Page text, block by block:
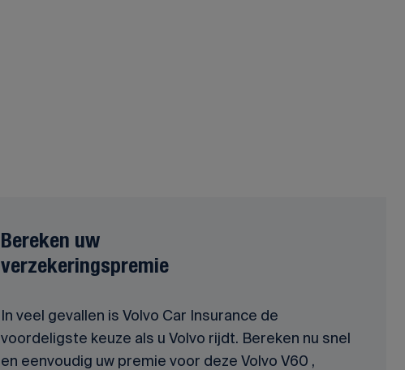
Bereken uw
verzekeringspremie
In veel gevallen is Volvo Car Insurance de
voordeligste keuze als u Volvo rijdt. Bereken nu snel
en eenvoudig uw premie voor deze Volvo V60 ,